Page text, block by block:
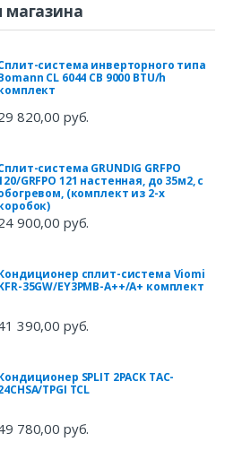
система инверторного типа
CL 6044 CB 9000 BTU/h
820,00 руб.
система GRUNDIG GRFPO
GRFPO 121 настенная, до 35м2, с
(комплект из 2-х
900,00 руб.
сплит-система Viomi
35GW/EY3PMB-A++/A+ комплект
390,00 руб.
SPLIT 2PACK TAC-
TPGI TCL
780,00 руб.